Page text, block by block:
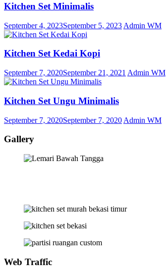
Kitchen Set Minimalis
September 4, 2023September 5, 2023 Admin WM
Kitchen Set Kedai Kopi
September 7, 2020September 21, 2021 Admin WM
Kitchen Set Ungu Minimalis
September 7, 2020September 7, 2020 Admin WM
Gallery
Web Traffic